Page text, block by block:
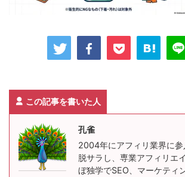
この記事を書いた人
孔雀
2004年にアフィリ業界に
脱サラし、専業アフィリエ
ぼ独学でSEO、マーケティ